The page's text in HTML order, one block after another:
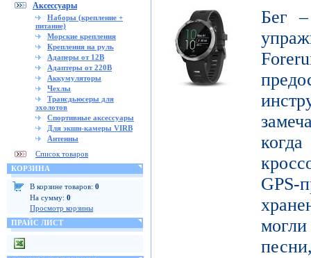
Аксессуары
Наборы (крепление +
питание)
Морские крепления
Крепления на руль
Адаперы от 12В
Адаптеры от 220В
Аккумуляторы
Чехлы
Трансдьюсеры для
эхолотов
Спортивные аксессуары
Для экшн-камеры VIRB
Антенны
Список товаров
КОРЗИНА
В корзине товаров: 0
На сумму: 0
Просмотр корзины
ПРАЙС ЛИСТ
Бег
GPS-